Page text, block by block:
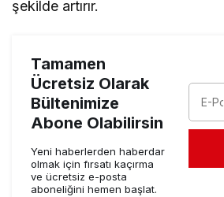
şekilde artırır.
Tamamen
Ücretsiz Olarak
Bültenimize
Abone Olabilirsin
Yeni haberlerden haberdar
olmak için fırsatı kaçırma
ve ücretsiz e-posta
aboneliğini hemen başlat.